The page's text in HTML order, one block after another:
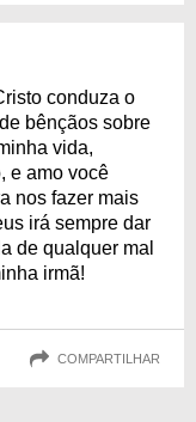
conduza o
bênçãos sobre
vida,
e amo você
nos fazer mais
irá sempre dar
de qualquer mal
irmã!
COMPARTILHAR